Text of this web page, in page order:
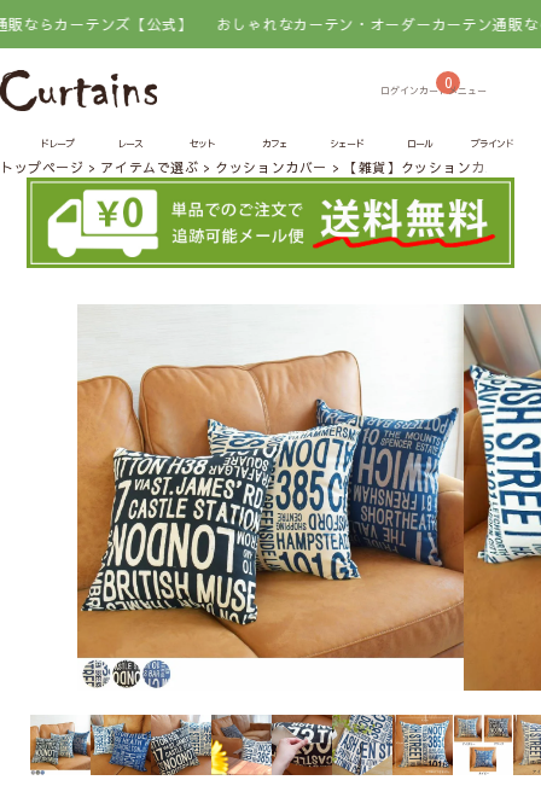
カーテンズ【公式】 おしゃれなカーテン・オーダーカーテン通販ならカ
0
ドレープ レース セット カフェ シェード ロール ブラインド
トップページ アイテムで選ぶ クッションカバー 【雑貨】クッションカバー｜